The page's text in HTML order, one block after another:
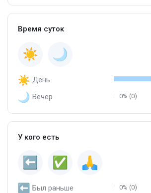
Время суток
День
Вечер 0% (0)
У кого есть
Был раньше 0% (0)